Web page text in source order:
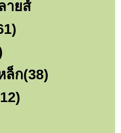
ายส์
ล็ก(38)